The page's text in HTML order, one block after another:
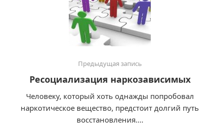
Предыдущая запись
Ресоциализация наркозависимых
Человеку, который хоть однажды попробовал
наркотическое вещество, предстоит долгий путь
восстановления....